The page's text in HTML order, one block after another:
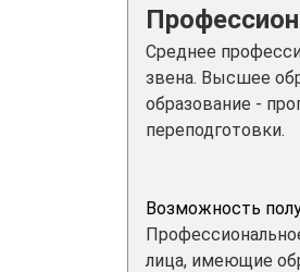
Среднее
звена. Высшее
образование -
переподготовки.
Возможность
лица, имеющие